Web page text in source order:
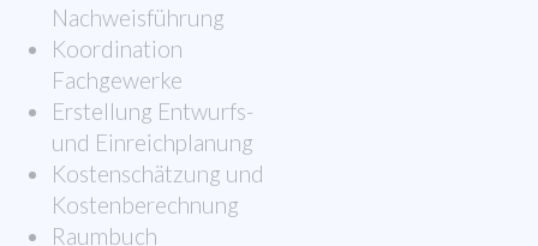
Nachweisführung
Koordination
Fachgewerke
Erstellung Entwurfs-
und Einreichplanung
Kostenschätzung und
Kostenberechnung
Raumbuch